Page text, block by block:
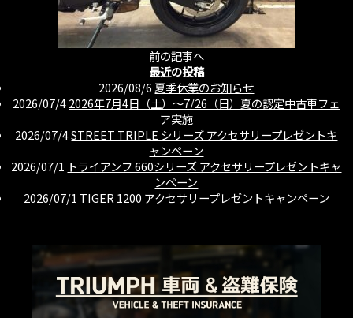
前の記事へ
最近の投稿
2026/08/6 夏季休業のお知らせ
2026/07/42026年7月4日（土）〜7/26（日）夏の認定中古車フェ
ア実施
2026/07/4STREET TRIPLE シリーズ アクセサリープレゼントキ
ャンペーン
2026/07/1 トライアンフ 660シリーズ アクセサリープレゼントキャ
ンペーン
2026/07/1 TIGER 1200 アクセサリープレゼントキャンペーン